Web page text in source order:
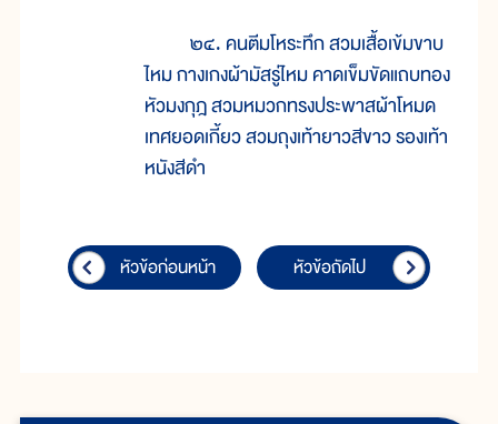
๒๔. คนตีมโหระทึก สวมเสื้อเข้มขาบ
ไหม กางเกงผ้ามัสรู่ไหม คาดเข็มขัดแถบทอง
หัวมงกุฎ สวมหมวกทรงประพาสผ้าโหมด
เทศยอดเกี้ยว สวมถุงเท้ายาวสีขาว รองเท้า
หนังสีดำ
หัวข้อก่อนหน้า หัวข้อถัดไป